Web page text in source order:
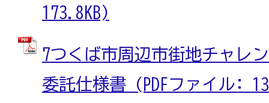
173.8KB)
7つくば市周辺市街地チャレ
委託仕様書 (PDFファイル: